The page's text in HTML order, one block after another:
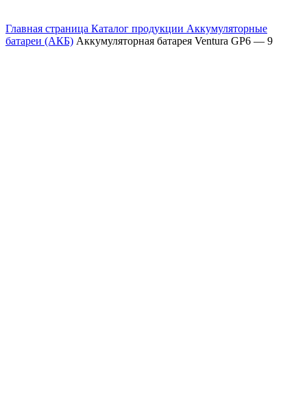
Главная страница Каталог продукции Аккумуляторные
батареи (АКБ) Аккумуляторная батарея Ventura GP6 — 9